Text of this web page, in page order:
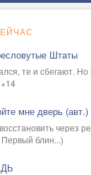
Штаты
те и сбегают. Но
мне дверь (авт.)
через
блин...)